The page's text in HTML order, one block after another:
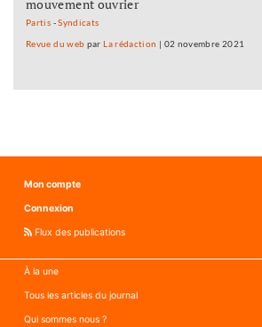
mouvement ouvrier
Partis -Syndicats
Revue du web par La rédaction 02 novembre 2021
Mon compte
Connexion
Flux des publications
À la une
Tous les articles du journal
Qui sommes nous ?